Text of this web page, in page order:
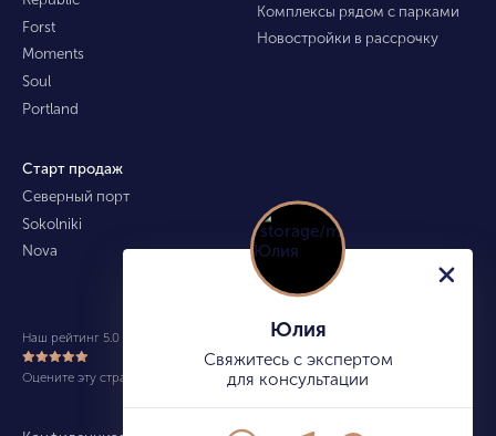
Forst
Moments
Soul
Portland
Комплексы рядом с парками
Новостройки в рассрочку
Старт продаж
Северный порт
Sokolniki
Nova
Наш рейтинг 5.0 из 5 (490)
Оцените эту страницу
Юлия
Свяжитесь с экспертом
для консультации